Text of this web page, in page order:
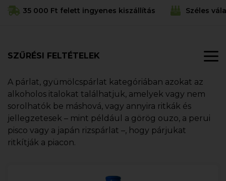
35 000 Ft felett ingyenes kiszállítás Széles
SZŰRÉSI FELTÉTELEK
A párlat, gyümölcspárlat kategóriában azokat az
alkoholos italokat találhatjuk, amelyek vagy nem
sorolhatók be máshová, vagy annyira ritkák és
jellegzetesek – mint például a görög ouzo, a perui
pisco vagy a japán rizspárlat –, hogy párjukat
ritkítják a piacon.